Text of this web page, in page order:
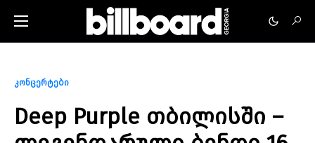
კონცერტები
Deep Purple თბილისში –